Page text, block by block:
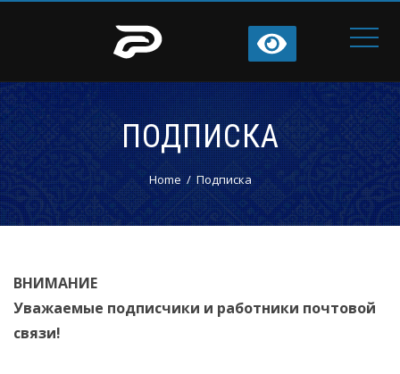
ПОДПИСКА
Home Подписка
ВНИМАНИЕ
Уважаемые подписчики и работники почтовой
связи!